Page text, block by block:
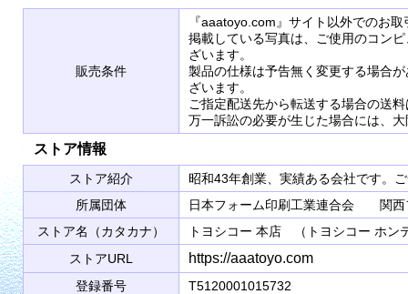
販売条件
『aaatoyo.com』サイト以外でのお
掲載している写真は、ご使用のコン
ざいます。
製品の仕様は予告無く変更する場合
ざいます。
ご指定配送先から転送する場合の送
万一訴訟の必要が生じた場合には、
ストア情報
ストア紹介
昭和43年創業、実績ある会社です。
所属団体
日本フォーム印刷工業連合会 関
ストア名（カタカナ）
トヨシコー 本店 （トヨシコー ホン
ストアURL
https://aaatoyo.com
登録番号
T5120001015732